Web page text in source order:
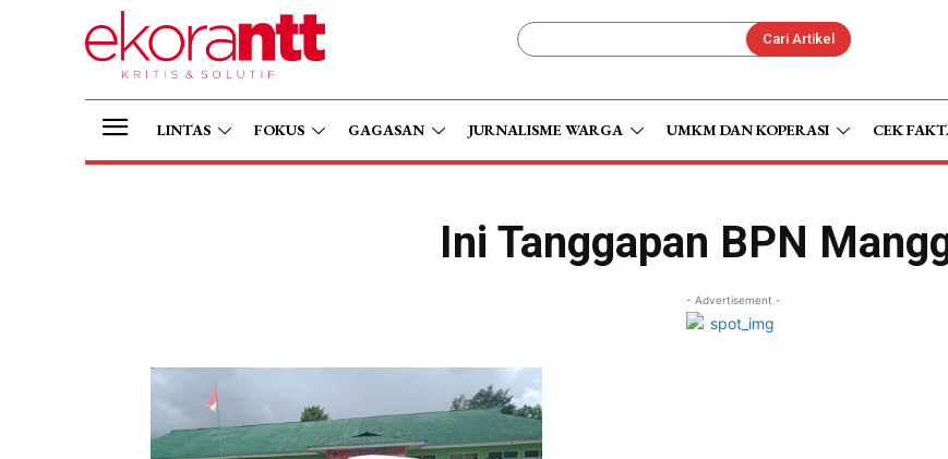
Cari Artikel
LINTAS FOKUS GAGASAN JURNALISME WARGA UMKM DAN KOPERASI CEK
Ini Tanggapan BPN
- Advertisement -